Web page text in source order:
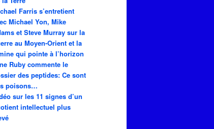
Farris s’entretient
Michael Yon, Mike
et Steve Murray sur la
au Moyen-Orient et la
qui pointe à l’horizon
Ruby commente le
des peptides: Ce sont
poisons…
sur les 11 signes d’un
intellectuel plus